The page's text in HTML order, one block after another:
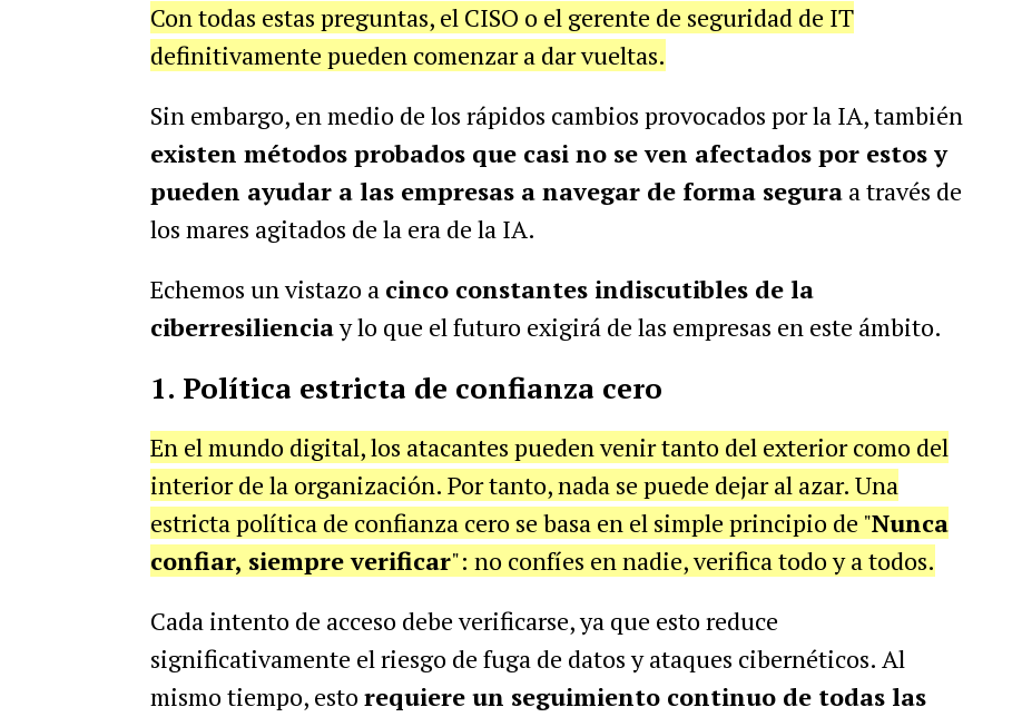
Con todas estas preguntas, el CISO o el gerente de seguridad de IT
definitivamente pueden comenzar a dar vueltas.
Sin embargo, en medio de los rápidos cambios provocados por la IA, también
existen métodos probados que casi no se ven afectados por estos y
pueden ayudar a las empresas a navegar de forma seguraa través de
los mares agitados de la era de la IA.
Echemos un vistazo a cinco constantes indiscutibles de la
ciberresilienciay lo que el futuro exigirá de las empresas en este ámbito.
1. Política estricta de confianza cero
En el mundo digital, los atacantes pueden venir tanto del exterior como del
interior de la organización. Por tanto, nada se puede dejar al azar. Una
estricta política de confianza cero se basa en el simple principio de "Nunca
confiar, siempre verificar": no confíes en nadie, verifica todo y a todos.
Cada intento de acceso debe verificarse, ya que esto reduce
significativamente el riesgo de fuga de datos y ataques cibernéticos. Al
mismo tiempo, esto requiere un seguimiento continuo de todas las